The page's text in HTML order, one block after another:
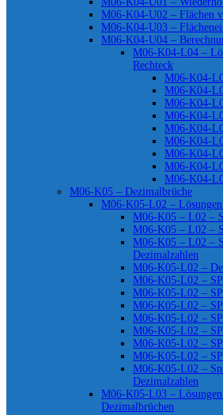
M06-K04-U02 – Flächen
M06-K04-U03 –
M06-K04-U04 –
M06-K04-L04 –
Rechteck
M06-K04-
M06-K04-
M06-K04-
M06-K04-
M06-K04-
M06-K04-
M06-K04-
M06-K04-
M06-K04-
M06-K05 – Dezimalbrüche
M06-K05-L02 –
M06-K05 – L02 –
M06-K05 – L02 –
M06-K05 – L02 –
Dezimalzahlen
M06-K05-L02 –
M06-K05-L02 –
M06-K05-L02 –
M06-K05-L02 –
M06-K05-L02 –
M06-K05-L02 –
M06-K05-L02 –
M06-K05-L02 –
M06-K05-L02 –
Dezimalzahlen
M06-K05-L03 –
Dezimalbrüchen